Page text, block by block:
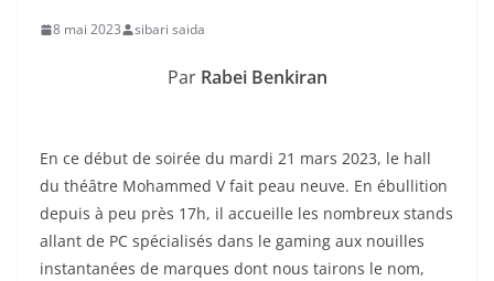
8 mai 2023 sibari saida
Par Rabei Benkiran
En ce début de soirée du mardi 21 mars 2023, le hall
du théâtre Mohammed V fait peau neuve. En ébullition
depuis à peu près 17h, il accueille les nombreux stands
allant de PC spécialisés dans le gaming aux nouilles
instantanées de marques dont nous tairons le nom,